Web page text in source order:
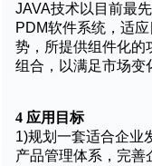
JAVA技术以目前最
PDM软件系统，适
势，所提供组件化的
组合，以满足市场变
4 应用目标
1)规划一套适合企业
产品管理体系，完善